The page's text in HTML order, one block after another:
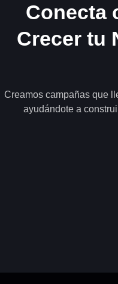
Conecta
Crecer tu
Creamos campañas que
ayudándote a